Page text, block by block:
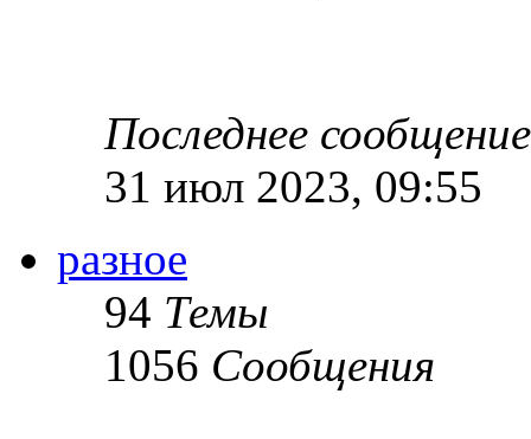
Последнее сообщение
31 июл 2023, 09:55
разное
94 Темы
1056 Сообщения